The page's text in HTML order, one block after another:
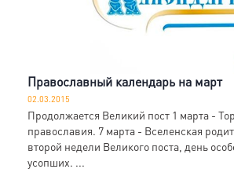
Православный календарь на март
02.03.2015
Продолжается Великий пост 1 марта -
православия. 7 марта - Вселенская
второй недели Великого поста, день
усопших. ...